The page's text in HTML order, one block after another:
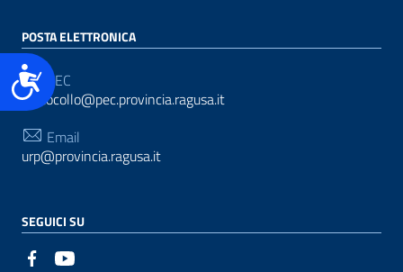
Accessibilità
POSTA ELETTRONICA
PEC
protocollo@pec.provincia.ragusa.it
Email
urp@provincia.ragusa.it
SEGUICI SU